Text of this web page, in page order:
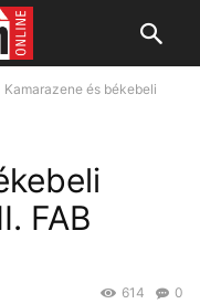
Kamarazene és békebeli
FAB
0
614